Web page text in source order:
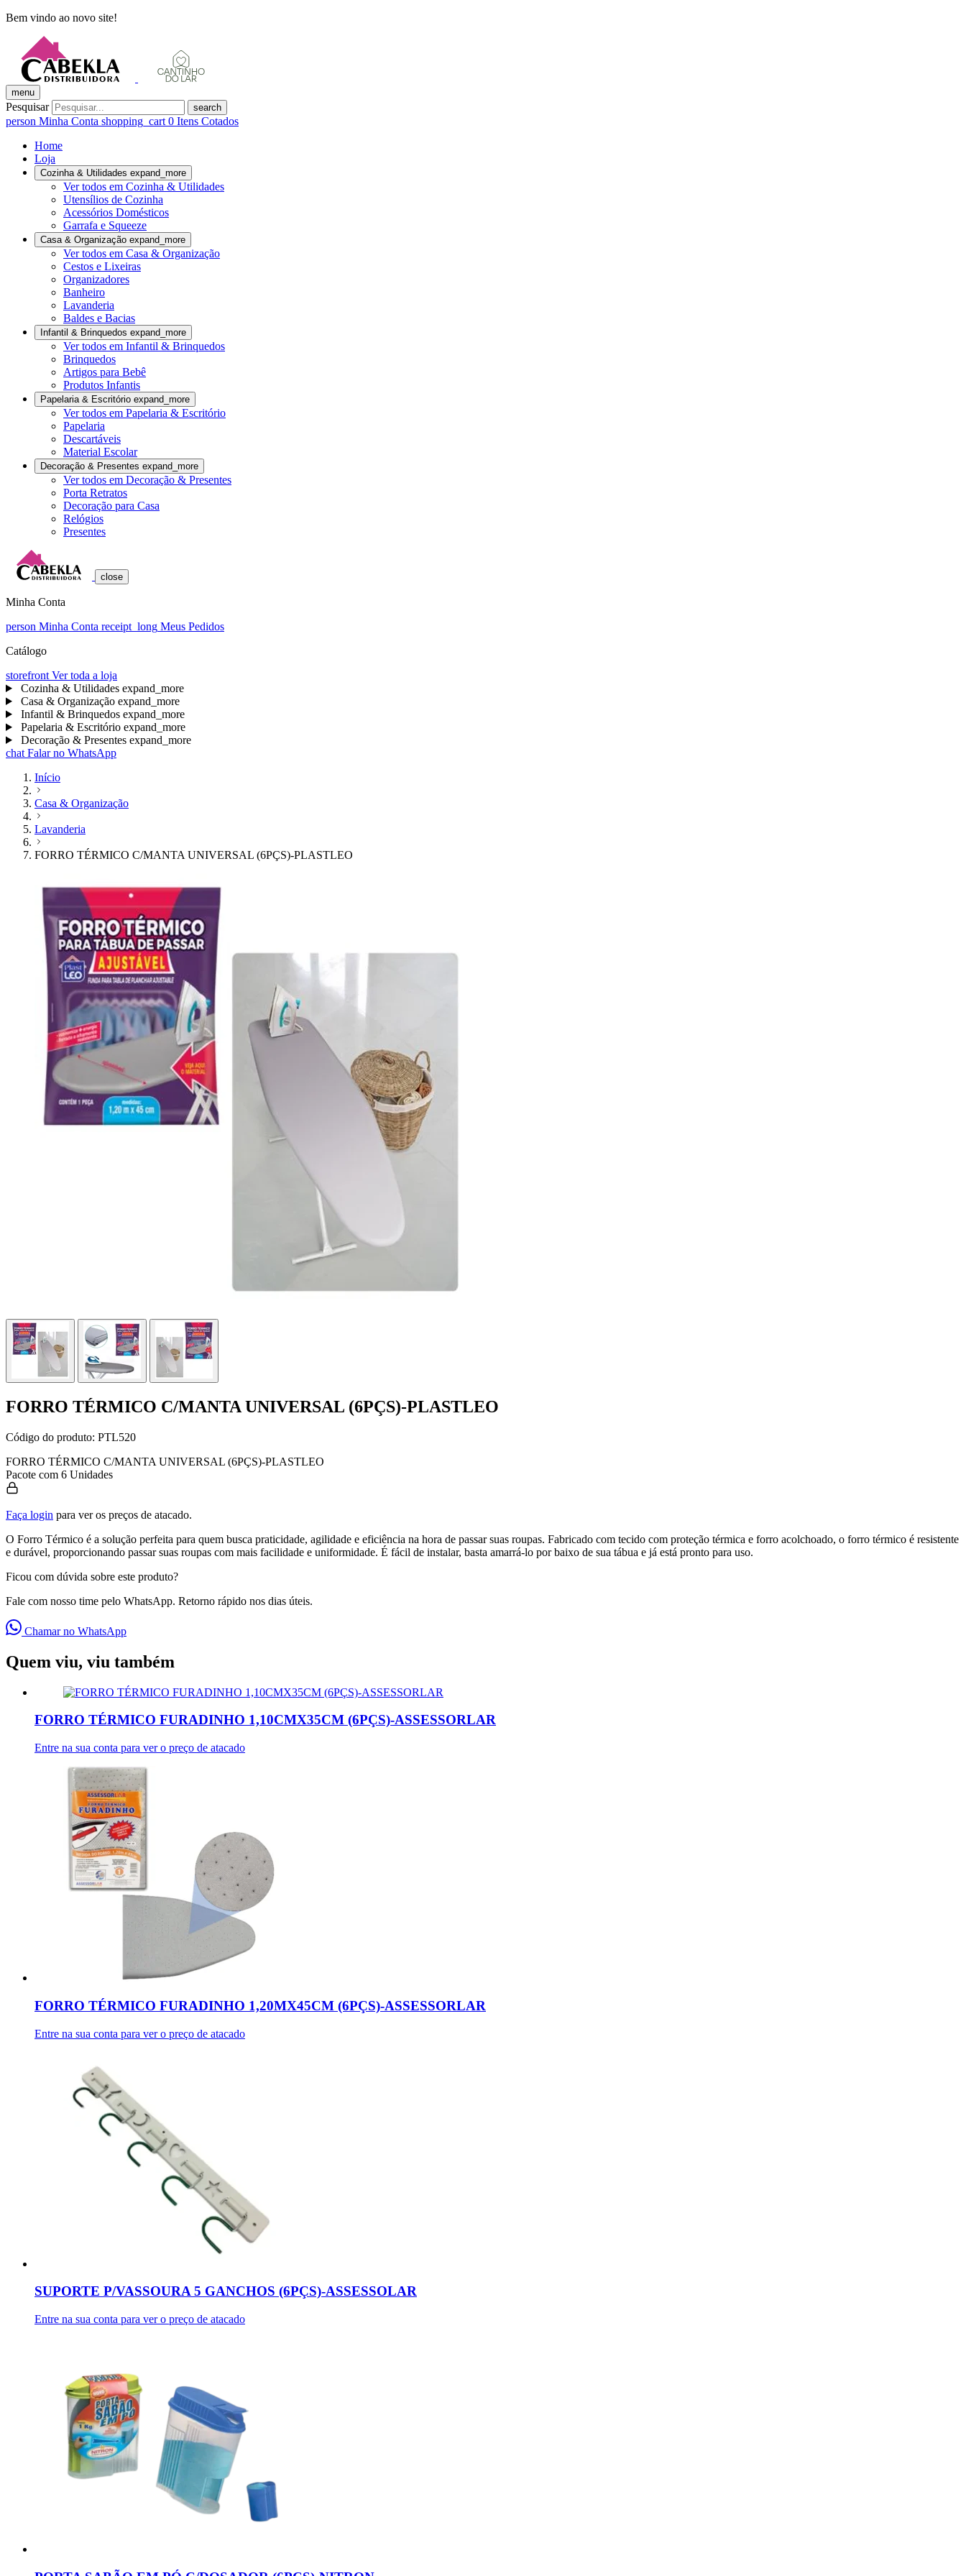
Bem vindo ao novo site!
menu
Pesquisar search
person Minha Conta shopping_cart 0 Itens Cotados
Home
Loja
Cozinha & Utilidades expand_more
Ver todos em Cozinha & Utilidades
Utensílios de Cozinha
Acessórios Domésticos
Garrafa e Squeeze
Casa & Organização expand_more
Ver todos em Casa & Organização
Cestos e Lixeiras
Organizadores
Banheiro
Lavanderia
Baldes e Bacias
Infantil & Brinquedos expand_more
Ver todos em Infantil & Brinquedos
Brinquedos
Artigos para Bebê
Produtos Infantis
Papelaria & Escritório expand_more
Ver todos em Papelaria & Escritório
Papelaria
Descartáveis
Material Escolar
Decoração & Presentes expand_more
Ver todos em Decoração & Presentes
Porta Retratos
Decoração para Casa
Relógios
Presentes
close
Minha Conta
person Minha Conta receipt_long Meus Pedidos
Catálogo
storefront Ver toda a loja
Cozinha & Utilidades expand_more
Casa & Organização expand_more
Infantil & Brinquedos expand_more
Papelaria & Escritório expand_more
Decoração & Presentes expand_more
chat Falar no WhatsApp
Início
Casa & Organização
Lavanderia
FORRO TÉRMICO C/MANTA UNIVERSAL (6PÇS)-PLASTLEO
FORRO TÉRMICO C/MANTA UNIVERSAL (6PÇS)-PLASTLEO
Código do produto: PTL520
FORRO TÉRMICO C/MANTA UNIVERSAL (6PÇS)-PLASTLEO
Pacote com 6 Unidades
Faça login para ver os preços de atacado.
O Forro Térmico é a solução perfeita para quem busca praticidade, agilidade e eficiência na hora de passar suas roupas. Fabricado com tecido com proteção térmica e forro acolchoado, o forro térmico é resistente
e durável, proporcionando passar suas roupas com mais facilidade e uniformidade. É fácil de instalar, basta amarrá-lo por baixo de sua tábua e já está pronto para uso.
Ficou com dúvida sobre este produto?
Fale com nosso time pelo WhatsApp. Retorno rápido nos dias úteis.
Chamar no WhatsApp
Quem viu, viu também
FORRO TÉRMICO FURADINHO 1,10CMX35CM (6PÇS)-ASSESSORLAR
Entre na sua conta para ver o preço de atacado
FORRO TÉRMICO FURADINHO 1,20MX45CM (6PÇS)-ASSESSORLAR
Entre na sua conta para ver o preço de atacado
SUPORTE P/VASSOURA 5 GANCHOS (6PÇS)-ASSESSOLAR
Entre na sua conta para ver o preço de atacado